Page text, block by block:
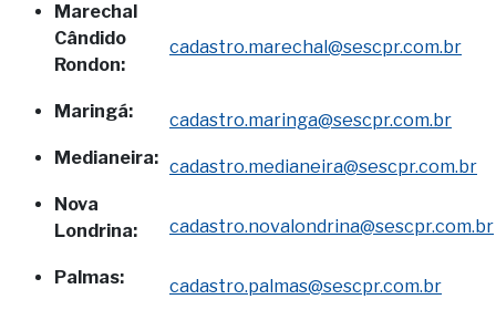
Marechal
Cândido
Rondon:
cadastro.marechal@sescpr.com.br
Maringá:
cadastro.maringa@sescpr.com.br
Medianeira: cadastro.medianeira@sescpr.com.br
Nova
Londrina:
cadastro.novalondrina@sescpr.com.br
Palmas: cadastro.palmas@sescpr.com.br